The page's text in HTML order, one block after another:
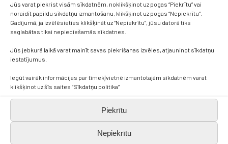
Jūs varat piekrist visām sīkdatnēm, noklikšķinot uz pogas “Piekrītu” vai
noraidīt papildu sīkdatņu izmantošanu, klikšķinot uz pogas “Nepiekrītu”.
Gadījumā, ja izvēlēsieties klikšķināt uz “Nepiekrītu”, jūsu datorā tiks
saglabātas tikai nepieciešamās sīkdatnes.
Jūs jebkurā laikā varat mainīt savas piekrišanas izvēles, atjauninot sīkdatņu
iestatījumus.
Iegūt vairāk informācijas par tīmekļvietnē izmantotajām sīkdatnēm varat
klikšķinot uz šīs saites “Sīkdatņu politika”
Piekrītu
Nepiekrītu